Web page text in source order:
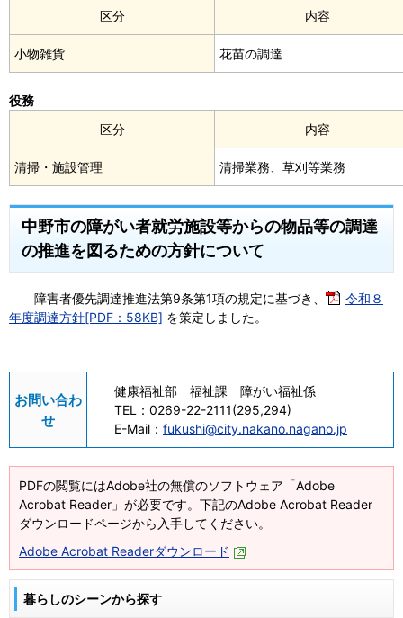
区分 内容
小物雑貨 花苗の調達
区分 内容
役務
清掃・施設管理 清掃業務、草刈等業務
中野市の障がい者就労施設等からの物品等の調達
の推進を図るための方針について
障害者優先調達推進法第9条第1項の規定に基づき、
令和８
年度調達方針[PDF：58KB] を策定しました。
お問い合わ
せ
健康福祉部 福祉課 障がい福祉係
TEL： 0269-22-2111(295,294)
E-Mail： fukushi@city.nakano.nagano.jp
PDFの閲覧にはAdobe社の無償のソフトウェア「Adobe
Acrobat Reader」が必要です。下記のAdobe Acrobat Reader
ダウンロードページから入手してください。
Adobe Acrobat Readerダウンロード
暮らしのシーンから探す